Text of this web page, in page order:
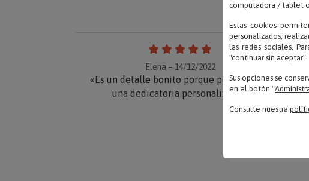
Elena – 14/12/2022
«Es un detalle bonito porque perite poner
una dedicatoria personalizada.»
computadora / tablet
Estas cookies
personalizados,
las redes sociales.
"continuar sin
Sus opciones se
en el botón "
Consulte nuestra